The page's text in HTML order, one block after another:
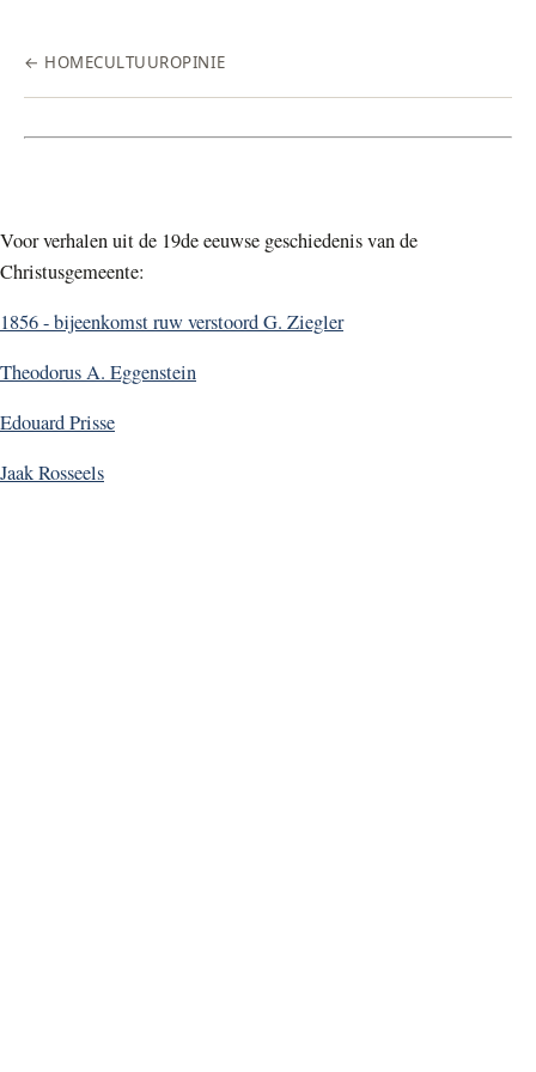
← HOMECULTUUROPINIE
Voor verhalen uit de 19de eeuwse geschiedenis van de
Christusgemeente:
1856 - bijeenkomst ruw verstoord G. Ziegler
Theodorus A. Eggenstein
Edouard Prisse
Jaak Rosseels